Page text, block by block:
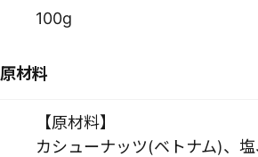
100g
原材料
【原材料】
カシューナッツ(ベトナム)、